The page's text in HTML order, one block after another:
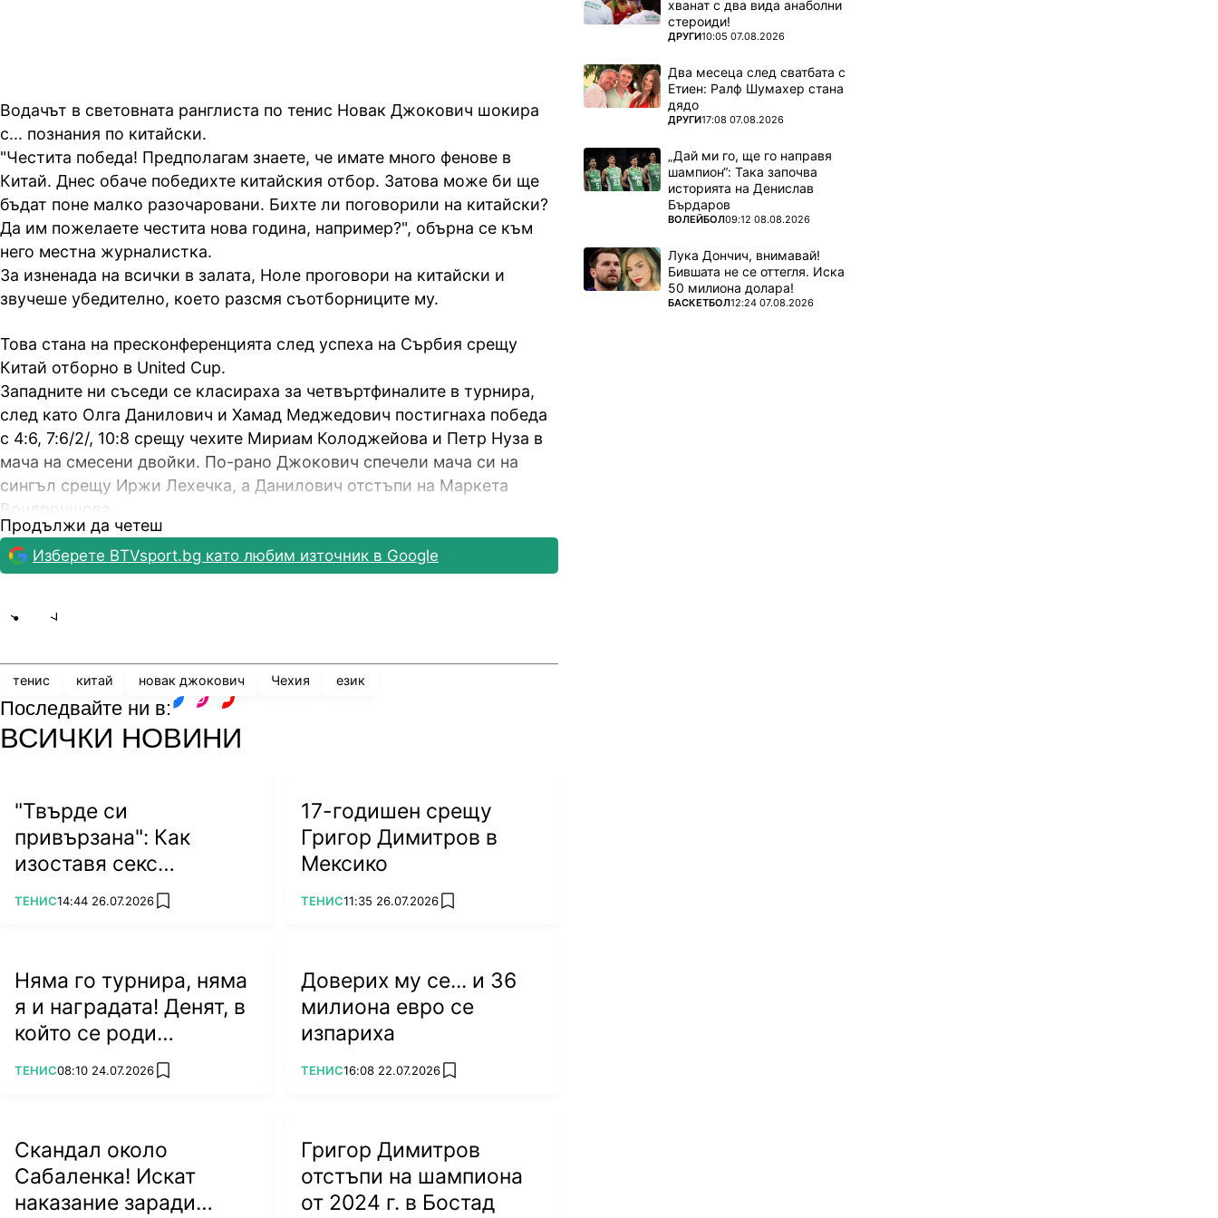
Водачът в световната ранглиста по тенис Новак Джокович шокира
с... познания по китайски.
"Честита победа! Предполагам знаете, че имате много фенове в
Китай. Днес обаче победихте китайския отбор. Затова може би ще
бъдат поне малко разочаровани. Бихте ли поговорили на китайски?
Да им пожелаете честита нова година, например?", обърна се към
него местна журналистка.
За изненада на всички в залата, Ноле проговори на китайски и
звучеше убедително, което разсмя съотборниците му.
Това стана на пресконференцията след успеха на Сърбия срещу
Китай отборно в United Cup.
Западните ни съседи се класираха за четвъртфиналите в турнира,
след като Олга Данилович и Хамад Меджедович постигнаха победа
с 4:6, 7:6/2/, 10:8 срещу чехите Мириам Колоджейова и Петр Нуза в
мача на смесени двойки. По-рано Джокович спечели мача си на
сингъл срещу Иржи Лехечка, а Данилович отстъпи на Маркета
Вондроушова.
Така Сърбия окупира върха в група 5 и ще играе срещу победителя
в група 3 Австралия утре.
Продължи да четеш
Изберете BTVsport.bg като любим източник в Google
тенис китай новак джокович Чехия език
Последвайте ни в:
ВСИЧКИ НОВИНИ
"Твърде си
привързана": Как
изоставя секс
символът на тениса?
ПОВЕЧЕ ОТ
ТЕНИС14:44 26.07.2026 add favorites
17-годишен срещу
Григор Димитров в
Мексико
ПОВЕЧЕ ОТ
ТЕНИС11:35 26.07.2026 add favorites
Няма го турнира, няма
я и наградата! Денят, в
който се роди
легендата Джокович
ПОВЕЧЕ ОТ
ТЕНИС08:10 24.07.2026 add favorites
Доверих му се... и 36
милиона евро се
изпариха
ПОВЕЧЕ ОТ
ТЕНИС16:08 22.07.2026 add favorites
Скандал около
Сабаленка! Искат
наказание заради
Григор Димитров
отстъпи на шампиона
от 2024 г. в Бостад
хванат с два вида анаболни
стероиди!
ПОВЕЧЕ ОТ
ДРУГИ10:05 07.08.2026
Два месеца след сватбата с
Етиен: Ралф Шумахер стана
дядо
ПОВЕЧЕ ОТ
ДРУГИ17:08 07.08.2026
„Дай ми го, ще го направя
шампион“: Така започва
историята на Денислав
Бърдаров
ПОВЕЧЕ ОТ
ВОЛЕЙБОЛ09:12 08.08.2026
Лука Дончич, внимавай!
Бившата не се оттегля. Иска
50 милиона долара!
ПОВЕЧЕ ОТ
БАСКЕТБОЛ12:24 07.08.2026